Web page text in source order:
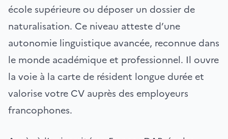
école supérieure ou déposer un dossier de
naturalisation. Ce niveau atteste d’une
autonomie linguistique avancée, reconnue dans
le monde académique et professionnel. Il ouvre
la voie à la carte de résident longue durée et
valorise votre CV auprès des employeurs
francophones.